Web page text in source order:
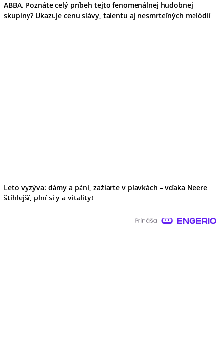
ABBA. Poznáte celý príbeh tejto fenomenálnej hudobnej
skupiny? Ukazuje cenu slávy, talentu aj nesmrteľných melódií
Leto vyzýva: dámy a páni, zažiarte v plavkách – vďaka Neere
štíhlejší, plní sily a vitality!